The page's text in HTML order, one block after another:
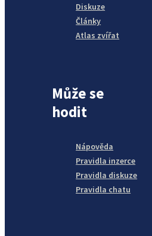
Diskuze
Články
Atlas zvířat
Může se
hodit
Nápověda
Pravidla inzerce
Pravidla diskuze
Pravidla chatu